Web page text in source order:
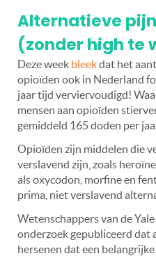
Alternatieve
(zonder high te
Deze week bleekdat het
opioïden ook in Nederland
jaar tijd verviervoudigd!
mensen aan opioïden
gemiddeld 165 doden per
Opioïden zijn middelen die
verslavend zijn, zoals
als oxycodon, morfine en
prima, niet verslavend
Wetenschappers van de
onderzoek gepubliceerd dat
hersenen dat een